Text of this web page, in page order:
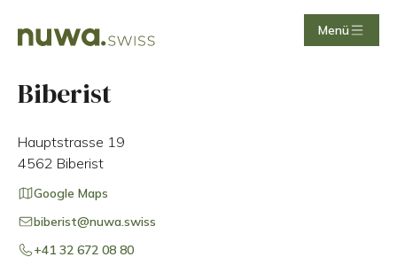
Menü
Biberist
Hauptstrasse 19
4562 Biberist
Google Maps
biberist@nuwa.swiss
+41 32 672 08 80